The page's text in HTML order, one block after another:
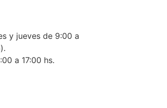
y jueves de 9:00 a
a 17:00 hs.